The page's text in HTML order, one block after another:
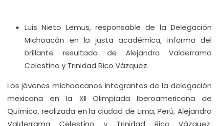
Luis Nieto Lemus, responsable de la Delegación
Michoacán en la justa académica, informa del
brillante resultado de Alejandro Valderrama
Celestino y Trinidad Rico Vázquez.
Los jóvenes michoacanos integrantes de la delegación
mexicana en la XII Olimpiada Iberoamericana de
Química, realizada en la ciudad de Lima, Perú, Alejandro
Valderrama Celestino y Trinidad Rico Vázquez,